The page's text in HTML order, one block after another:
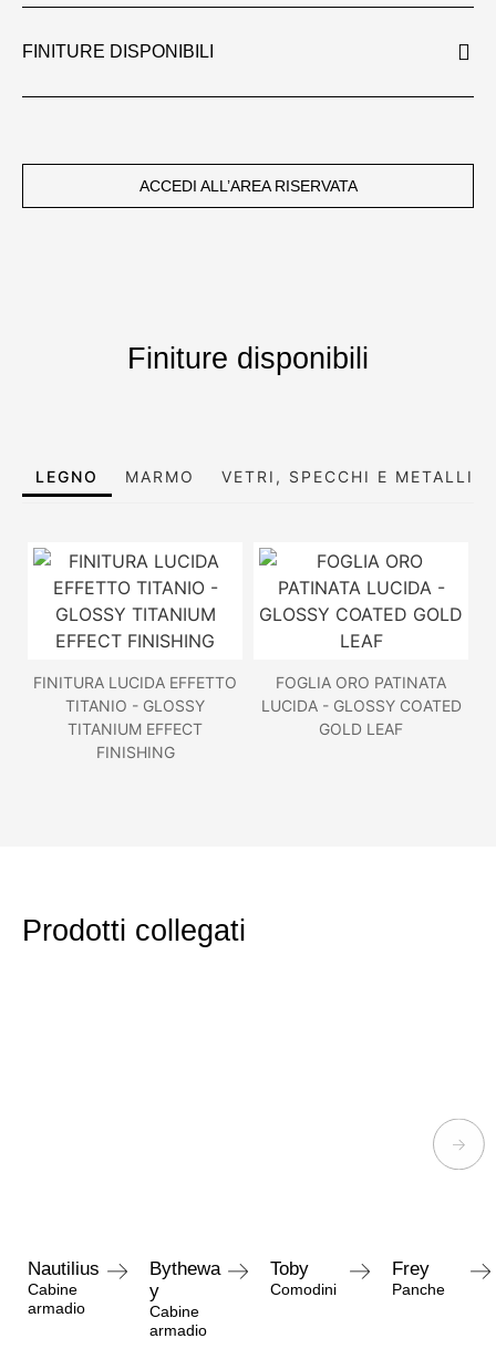
FINITURE DISPONIBILI
ACCEDI ALL’AREA RISERVATA
Finiture disponibili
LEGNO MARMO VETRI, SPECCHI E METALLI
FINITURA LUCIDA EFFETTO
TITANIO - GLOSSY
TITANIUM EFFECT
FINISHING
FOGLIA ORO PATINATA
LUCIDA - GLOSSY COATED
GOLD LEAF
Prodotti collegati
Nautilius
Cabine
armadio
Bythewa
y
Cabine
armadio
Toby
Comodini
Frey
Panche